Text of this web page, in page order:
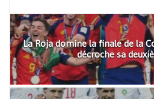
La Roja domine la finale de la
décroche sa